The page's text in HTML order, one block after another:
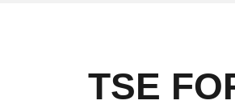
TSE